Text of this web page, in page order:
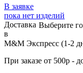
В заявке
пока нет изделий
Доставка
в
Выберите
М&М Экспресс (1-2
При заказе от 500р -